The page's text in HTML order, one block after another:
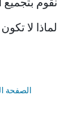
لماذا لا تكون
الصفحة